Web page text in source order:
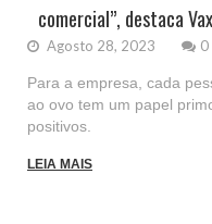
comercial”, destaca
Agosto 28, 2023 0
Para a empresa, cada
ao ovo tem um papel
positivos.
LEIA MAIS